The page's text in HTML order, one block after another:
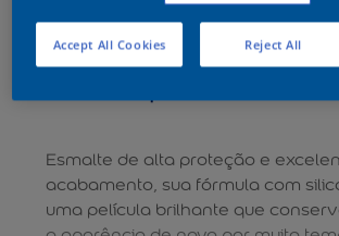
Esmalte de alta proteção e
acabamento, sua fórmula com
uma película brilhante que
Reject All
Accept All Cookies